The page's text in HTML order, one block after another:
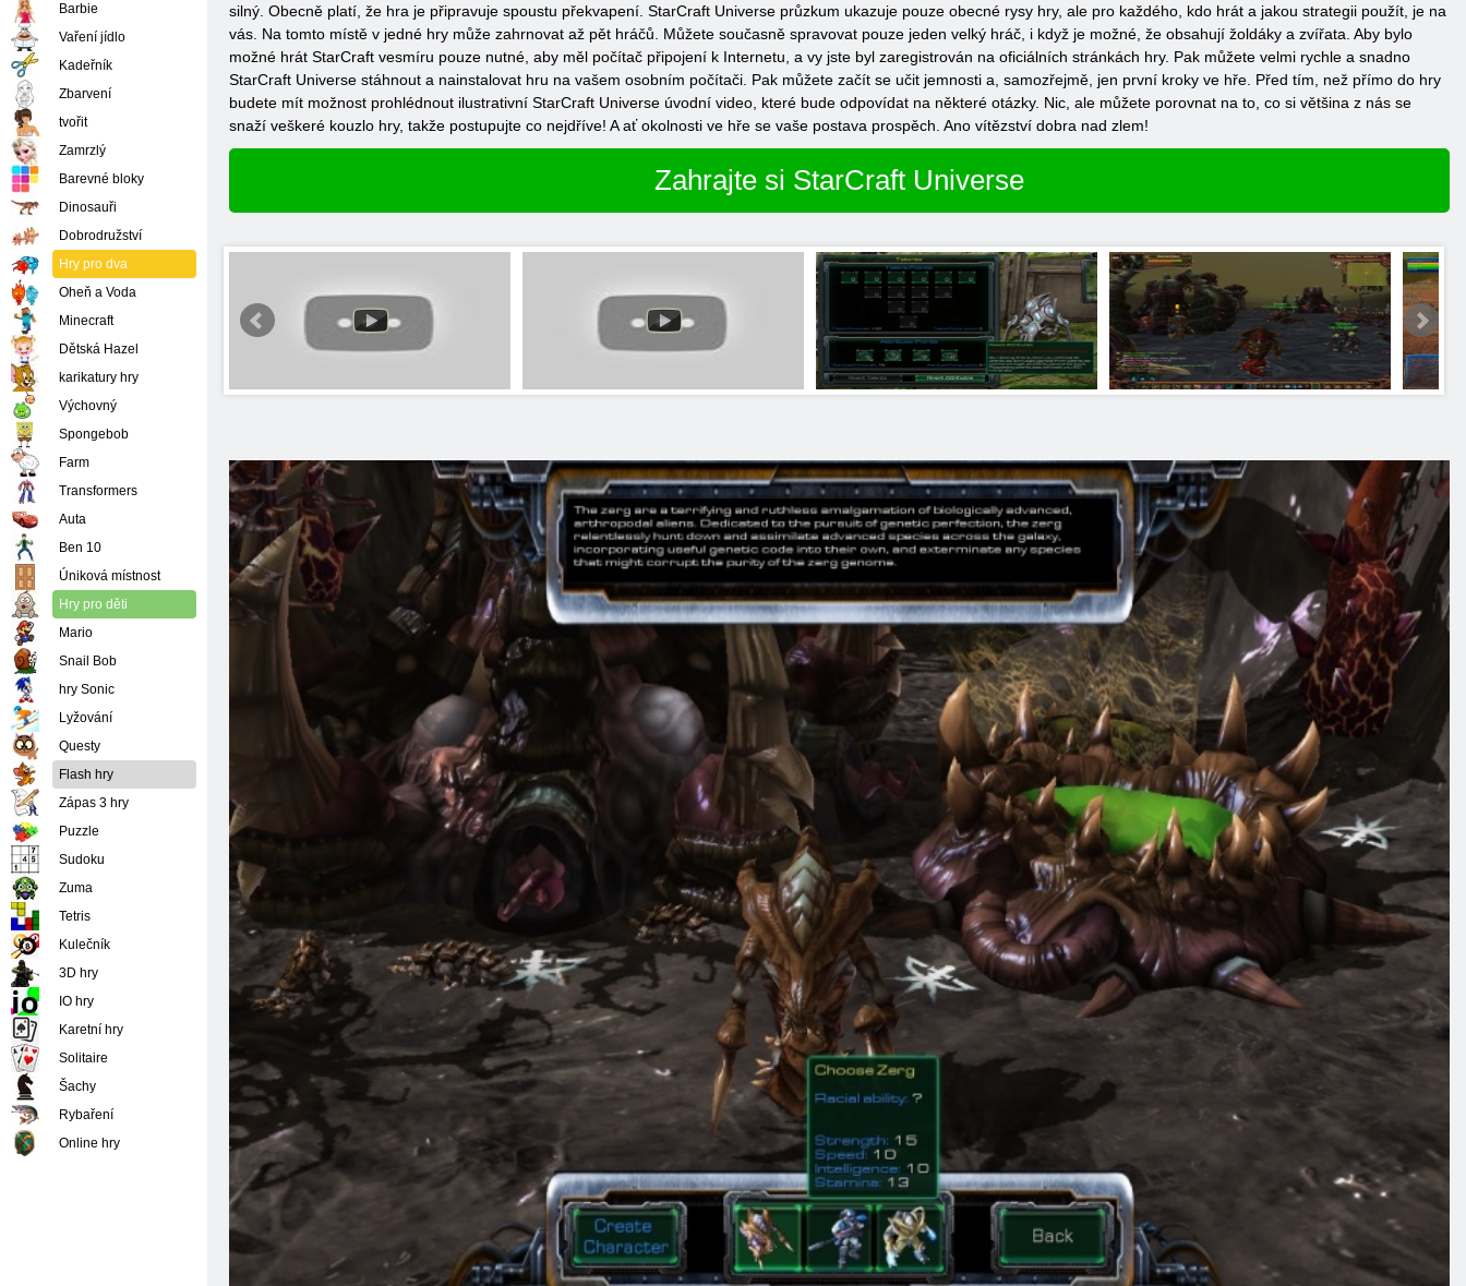
silný. Obecně platí, že hra je připravuje spoustu překvapení. StarCraft Universe průzkum ukazuje pouze obecné rysy hry, ale pro každého, kdo hrát a jakou strategii použít, je na
vás. Na tomto místě v jedné hry může zahrnovat až pět hráčů. Můžete současně spravovat pouze jeden velký hráč, i když je možné, že obsahují žoldáky a zvířata. Aby bylo
možné hrát StarCraft vesmíru pouze nutné, aby měl počítač připojení k Internetu, a vy jste byl zaregistrován na oficiálních stránkách hry. Pak můžete velmi rychle a snadno
StarCraft Universe stáhnout a nainstalovat hru na vašem osobním počítači. Pak můžete začít se učit jemnosti a, samozřejmě, jen první kroky ve hře. Před tím, než přímo do hry
budete mít možnost prohlédnout ilustrativní StarCraft Universe úvodní video, které bude odpovídat na některé otázky. Nic, ale můžete porovnat na to, co si většina z nás se
snaží veškeré kouzlo hry, takže postupujte co nejdříve! A ať okolnosti ve hře se vaše postava prospěch. Ano vítězství dobra nad zlem!
Zahrajte si StarCraft Universe
Barbie
Vaření jídlo
Kadeřník
Zbarvení
tvořit
Zamrzlý
Barevné bloky
Dinosauři
Dobrodružství
Hry pro dva
Oheň a Voda
Minecraft
Dětská Hazel
karikatury hry
Výchovný
Spongebob
Farm
Transformers
Auta
Ben 10
Úniková místnost
Hry pro děti
Mario
Snail Bob
hry Sonic
Lyžování
Questy
Flash hry
Zápas 3 hry
Puzzle
Sudoku
Zuma
Tetris
Kulečník
3D hry
IO hry
Karetní hry
Solitaire
Šachy
Rybaření
Online hry